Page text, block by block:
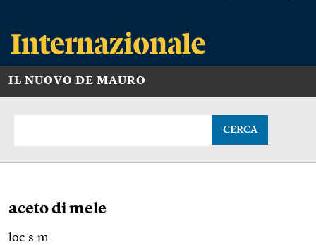
IL NUOVO DE MAURO
CERCA
aceto di mele
loc.s.m.